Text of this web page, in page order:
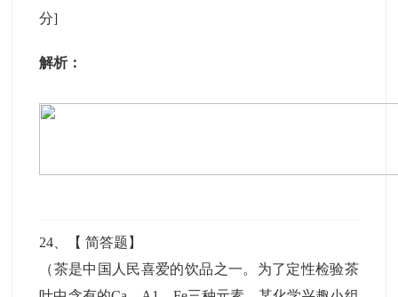
分]
解析：
24 、【简答题 】
（茶是中国人民喜爱的饮品之一。为了定性检验茶